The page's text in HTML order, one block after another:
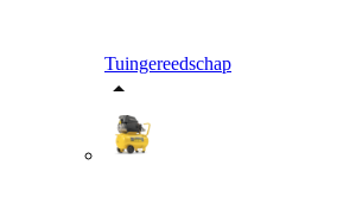
Tuingereedschap